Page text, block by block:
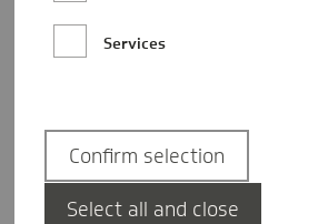
Johanna Küther
Services
Confirm selection
Select all and close